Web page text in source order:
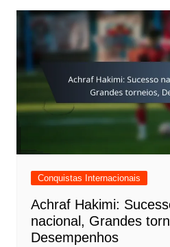
Conquistas Internacionais
Achraf Hakimi:
nacional, Grandes
Desempenhos